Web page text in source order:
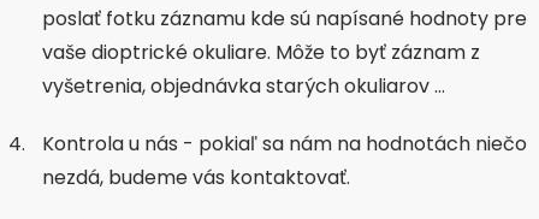
poslať fotku záznamu kde sú napísané hodnoty pre
vaše dioptrické okuliare. Môže to byť záznam z
vyšetrenia, objednávka starých okuliarov …
Kontrola u nás - pokiaľ sa nám na hodnotách niečo
nezdá, budeme vás kontaktovať.